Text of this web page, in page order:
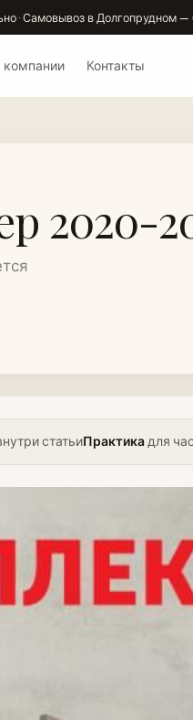
· Самовывоз в Долгопрудном —
компании Контакты
2020-
статьиПрактикадля